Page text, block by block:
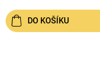
DO KOŠÍKU